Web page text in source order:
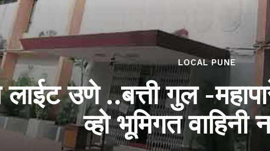
LOCAL PUNE
उणे ..बत्ती गुल -
व्हो भूमिगत वाहिनी